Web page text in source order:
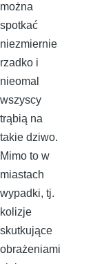
można
spotkać
niezmiernie
rzadko i
nieomal
wszyscy
trąbią na
takie dziwo.
Mimo to w
miastach
wypadki, tj.
kolizje
skutkujące
obrażeniami